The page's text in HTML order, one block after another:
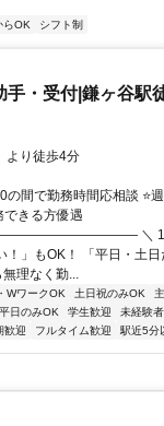
らOK シフト制
手・受付|鎌ヶ谷駅
より徒歩4分
間で勤務時間応相談 ⭐
できる方優遇
＼ 18時
！」もOK！ 「平日・土
理なく勤...
WワークOK 土日祝のみOK
平日のみOK 学生歓迎 未経験
歓迎 フルタイム歓迎 駅近5分